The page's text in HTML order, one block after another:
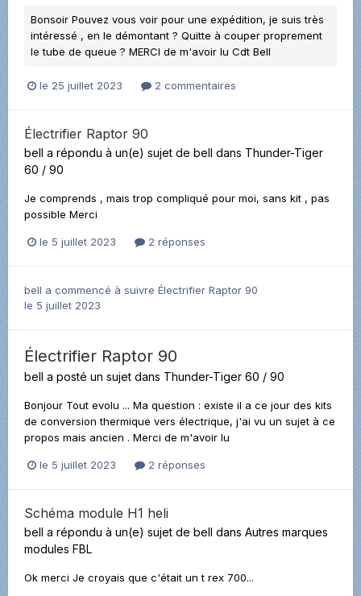
Bonsoir Pouvez vous voir pour une expédition, je suis très
intéressé , en le démontant ? Quitte à couper proprement
le tube de queue ? MERCI de m'avoir lu Cdt Bell
le 25 juillet 2023 2 commentaires
Électrifier Raptor 90
bell a répondu à un(e) sujet de bell dans Thunder-Tiger
60 / 90
Je comprends , mais trop compliqué pour moi, sans kit , pas
possible Merci
le 5 juillet 2023 2 réponses
bell a commencé à suivre Électrifier Raptor 90
le 5 juillet 2023
Électrifier Raptor 90
bell a posté un sujet dans Thunder-Tiger 60 / 90
Bonjour Tout evolu ... Ma question : existe il a ce jour des kits
de conversion thermique vers électrique, j'ai vu un sujet à ce
propos mais ancien . Merci de m'avoir lu
le 5 juillet 2023 2 réponses
Schéma module H1 heli
bell a répondu à un(e) sujet de bell dans Autres marques
modules FBL
Ok merci Je croyais que c'était un t rex 700...